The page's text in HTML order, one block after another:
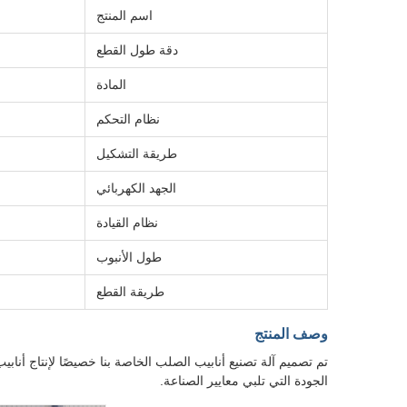
اسم المنتج
دقة طول القطع
المادة
نظام التحكم
طريقة التشكيل
الجهد الكهربائي
نظام القيادة
طول الأنبوب
طريقة القطع
وصف المنتج
الجودة التي تلبي معايير الصناعة.